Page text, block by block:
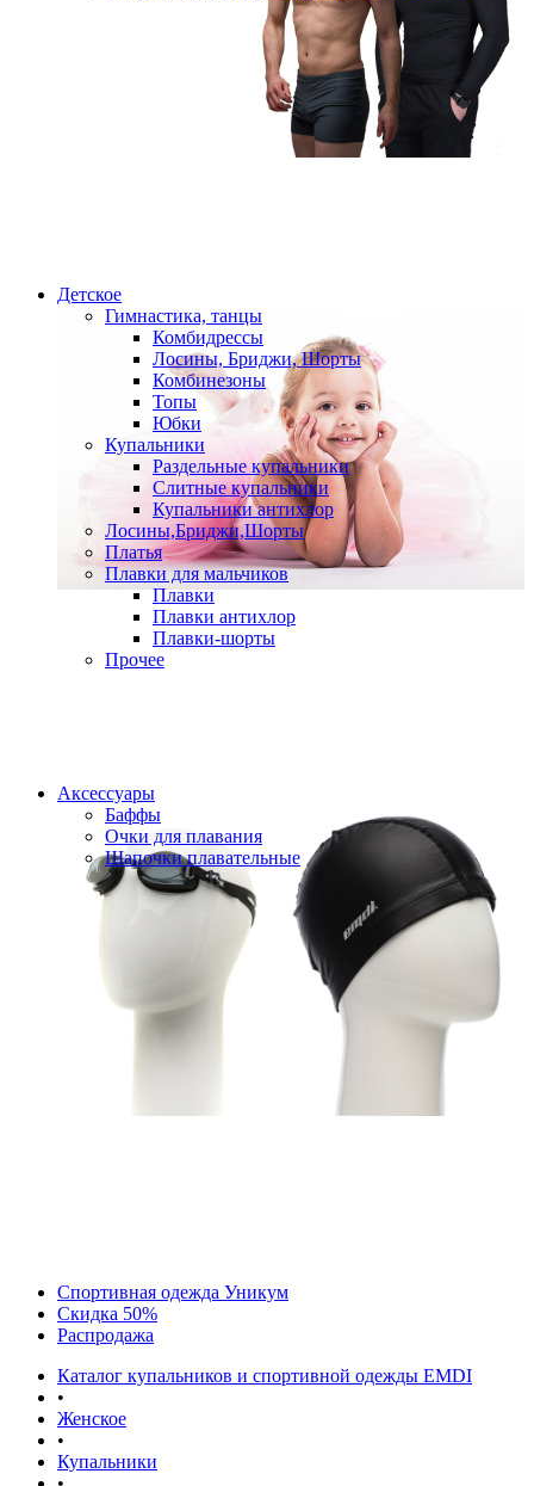
Детское
Гимнастика, танцы
Комбидрессы
Лосины, Бриджи, Шорты
Комбинезоны
Топы
Юбки
Купальники
Раздельные купальники
Слитные купальники
Купальники антихлор
Лосины,Бриджи,Шорты
Платья
Плавки для мальчиков
Плавки
Плавки антихлор
Плавки-шорты
Прочее
Аксессуары
Баффы
Очки для плавания
Шапочки плавательные
Спортивная одежда Уникум
Скидка 50%
Распродажа
Каталог купальников и спортивной одежды EMDI
•
Женское
•
Купальники